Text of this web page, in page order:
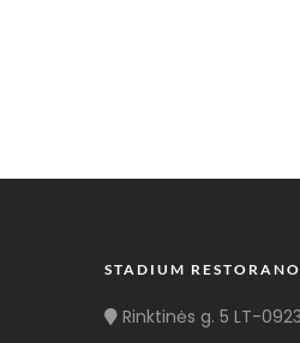
STADIUM
Rinktinės g. 5 LT-